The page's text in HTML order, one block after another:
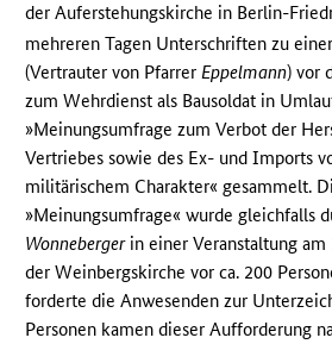
der Auferstehungskirche in Berlin-
mehreren Tagen Unterschriften zu
(Vertrauter von PfarrerEppelmann) vor
zum Wehrdienst als Bausoldat in
»Meinungsumfrage zum Verbot der
Vertriebes sowie des Ex- und Imports
militärischem Charakter« gesammelt.
»Meinungsumfrage« wurde gleichfalls
Wonnebergerin einer Veranstaltung
der Weinbergskirche vor ca. 200
forderte die Anwesenden zur
Personen kamen dieser Aufforderung